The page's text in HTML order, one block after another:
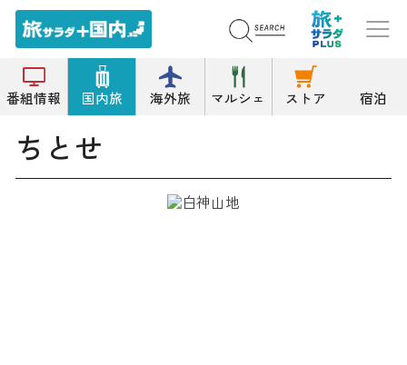
番組情報 国内旅 海外旅 マルシェ ストア 宿泊
トップ そば/うどん ちとせ
ちとせ